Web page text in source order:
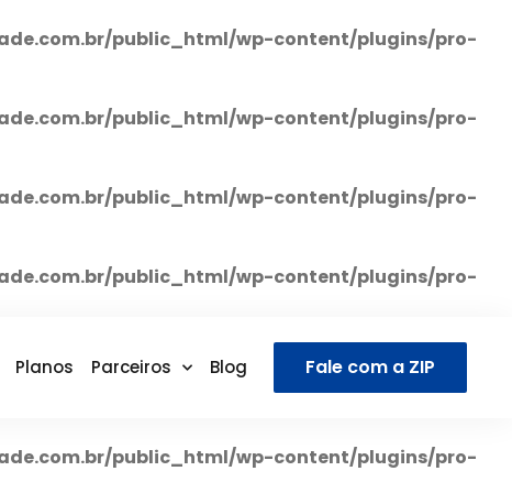
public_html/wp-content/plugins/pro-
public_html/wp-content/plugins/pro-
public_html/wp-content/plugins/pro-
public_html/wp-content/plugins/pro-
Planos Parceiros Blog Fale com a ZIP
public_html/wp-content/plugins/pro-